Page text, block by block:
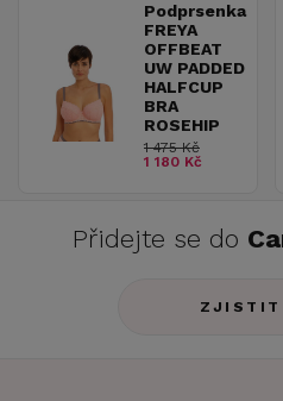
Podprsenka
FREYA
OFFBEAT
UW PADDED
HALFCUP
BRA
ROSEHIP
1 475 Kč
1 180 Kč
Přidejte se do
ZJISTIT